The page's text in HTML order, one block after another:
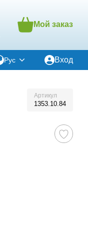
Мой заказ
Рус Вход
Артикул
1353.10.84